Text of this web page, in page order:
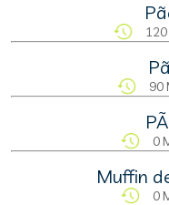
90
0
Muffin
0